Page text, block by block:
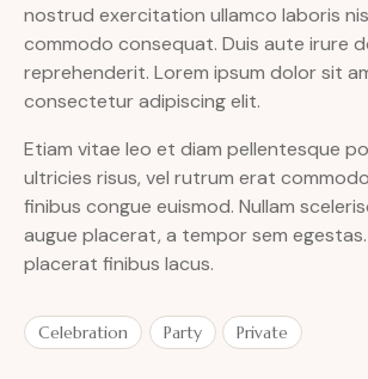
nostrud exercitation ullamco laboris
commodo consequat. Duis aute irure
reprehenderit. Lorem ipsum dolor sit
consectetur adipiscing elit.
Etiam vitae leo et diam pellentesque
ultricies risus, vel rutrum erat
finibus congue euismod. Nullam
augue placerat, a tempor sem
placerat finibus lacus.
Celebration Party Private